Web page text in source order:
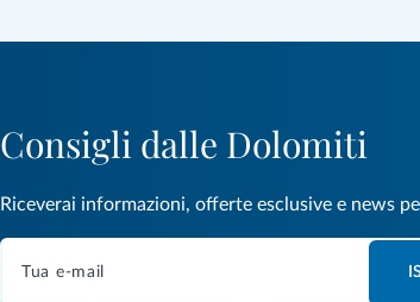
Consigli dalle Dolomiti
Riceverai informazioni, offerte esclusive e news